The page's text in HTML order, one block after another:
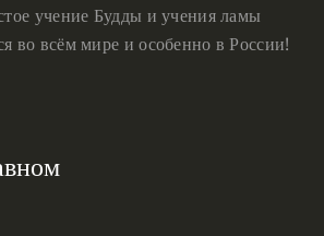
учение Будды и учения ламы
во всём мире и особенно в России!